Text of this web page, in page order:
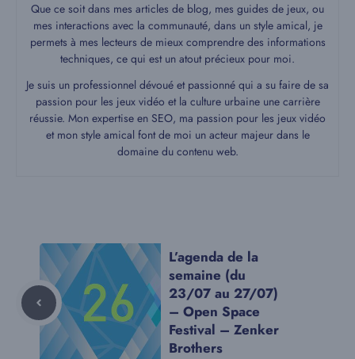
Que ce soit dans mes articles de blog, mes guides de jeux, ou
mes interactions avec la communauté, dans un style amical, je
permets à mes lecteurs de mieux comprendre des informations
techniques, ce qui est un atout précieux pour moi.
Je suis un professionnel dévoué et passionné qui a su faire de sa
passion pour les jeux vidéo et la culture urbaine une carrière
réussie. Mon expertise en SEO, ma passion pour les jeux vidéo
et mon style amical font de moi un acteur majeur dans le
domaine du contenu web.
L’agenda de la
semaine (du
23/07 au 27/07)
– Open Space
Festival – Zenker
Brothers